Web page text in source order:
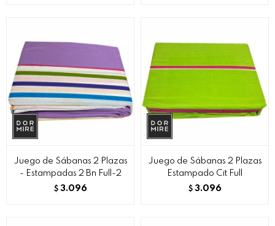
Juego de Sábanas 2 Plazas
- Estampadas 2 Bn Full-2
$ 3.096
Juego de Sábanas 2 Plazas
Estampado Cit Full
$ 3.096